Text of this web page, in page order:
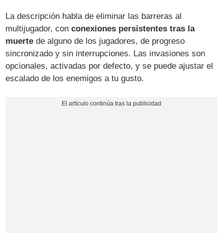
La descripción habla de eliminar las barreras al
multijugador, conconexiones persistentes tras la
muerte de alguno de los jugadores, de progreso
sincronizado y sin interrupciones. Las invasiones son
opcionales, activadas por defecto, y se puede ajustar el
escalado de los enemigos a tu gusto.